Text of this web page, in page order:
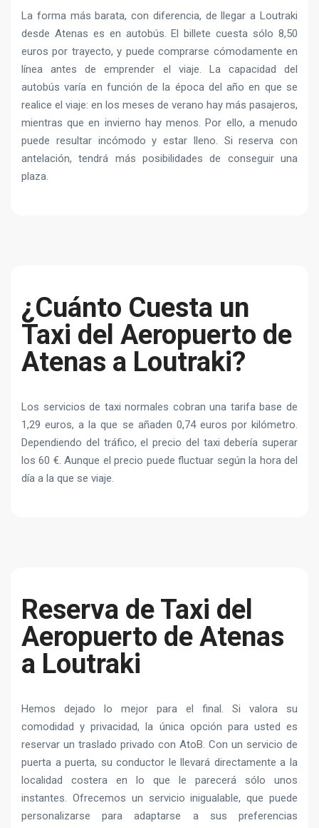
La forma más barata, con diferencia, de llegar a Loutraki
desde Atenas es en autobús. El billete cuesta sólo 8,50
euros por trayecto, y puede comprarse cómodamente en
línea antes de emprender el viaje. La capacidad del
autobús varía en función de la época del año en que se
realice el viaje: en los meses de verano hay más pasajeros,
mientras que en invierno hay menos. Por ello, a menudo
puede resultar incómodo y estar lleno. Si reserva con
antelación, tendrá más posibilidades de conseguir una
plaza.
¿Cuánto Cuesta un
Taxi del Aeropuerto de
Atenas a Loutraki?
Los servicios de taxi normales cobran una tarifa base de
1,29 euros, a la que se añaden 0,74 euros por kilómetro.
Dependiendo del tráfico, el precio del taxi debería superar
los 60 €. Aunque el precio puede fluctuar según la hora del
día a la que se viaje.
Reserva de Taxi del
Aeropuerto de Atenas
a Loutraki
Hemos dejado lo mejor para el final. Si valora su
comodidad y privacidad, la única opción para usted es
reservar un traslado privado con AtoB. Con un servicio de
puerta a puerta, su conductor le llevará directamente a la
localidad costera en lo que le parecerá sólo unos
instantes. Ofrecemos un servicio inigualable, que puede
personalizarse para adaptarse a sus preferencias